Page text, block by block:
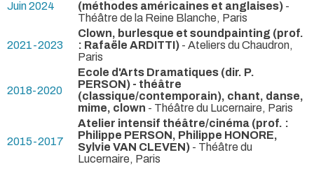
Juin 2024
(méthodes américaines et anglaises) -
Théâtre de la Reine Blanche, Paris
2021-2023
Clown, burlesque et soundpainting (prof.
: Rafaële ARDITTI) - Ateliers du Chaudron,
Paris
2018-2020
Ecole d'Arts Dramatiques (dir. P.
PERSON) - théâtre
(classique/contemporain), chant, danse,
mime, clown - Théâtre du Lucernaire, Paris
2015-2017
Atelier intensif théâtre/cinéma (prof. :
Philippe PERSON, Philippe HONORE,
Sylvie VAN CLEVEN) - Théâtre du
Lucernaire, Paris